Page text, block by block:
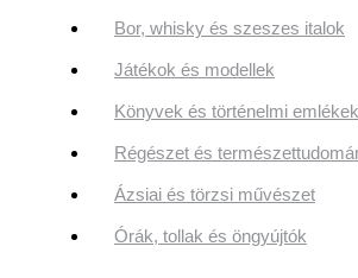
Bor, whisky és szeszes italok
Játékok és modellek
Könyvek és történelmi emlékek
Régészet és
Ázsiai és törzsi művészet
Órák, tollak és öngyújtók